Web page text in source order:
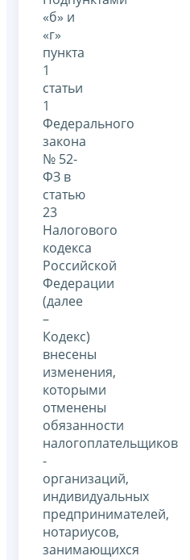
«б» и
«г»
пункта
1
статьи
1
Федерального
закона
№ 52-
ФЗ в
статью
23
Налогового
кодекса
Российской
Федерации
(далее
–
Кодекс)
внесены
изменения,
которыми
отменены
обязанности
налогоплательщиков
-
организаций,
индивидуальных
предпринимателей,
нотариусов,
занимающихся